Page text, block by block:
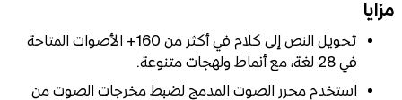
مزايا
تحويل النص إلى كلام في أكثر من 160+ الأصوات المتاحة
في 28 لغة، مع أنماط ولهجات متنوعة.
استخدم محرر الصوت المدمج لضبط مخرجات الصوت من